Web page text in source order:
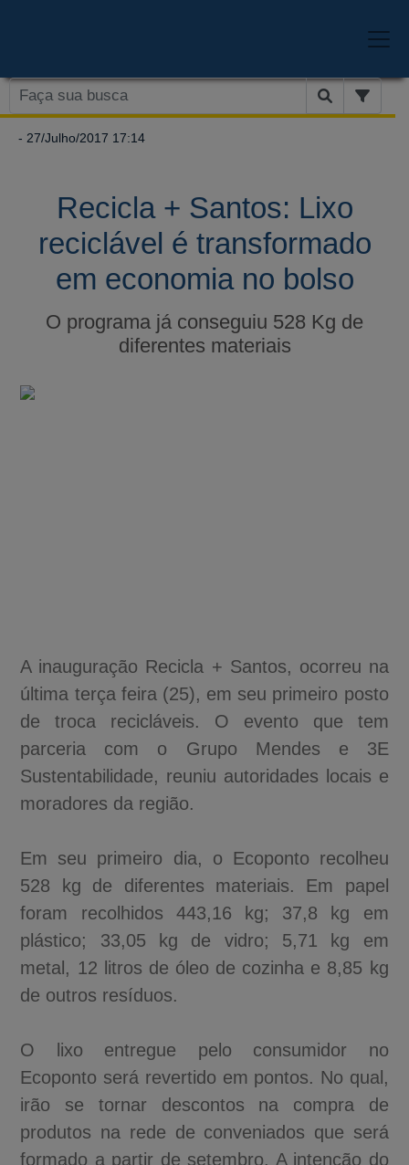
- 27/Julho/2017 17:14
Recicla + Santos: Lixo
reciclável é transformado
em economia no bolso
O programa já conseguiu 528 Kg de
diferentes materiais
A inauguração Recicla + Santos, ocorreu na
última terça feira (25), em seu primeiro posto
de troca recicláveis. O evento que tem
parceria com o Grupo Mendes e 3E
Sustentabilidade, reuniu autoridades locais e
moradores da região.
Em seu primeiro dia, o Ecoponto recolheu
528 kg de diferentes materiais. Em papel
foram recolhidos 443,16 kg; 37,8 kg em
plástico; 33,05 kg de vidro; 5,71 kg em
metal, 12 litros de óleo de cozinha e 8,85 kg
de outros resíduos.
O lixo entregue pelo consumidor no
Ecoponto será revertido em pontos. No qual,
irão se tornar descontos na compra de
produtos na rede de conveniados que será
formado a partir de setembro. A intenção do